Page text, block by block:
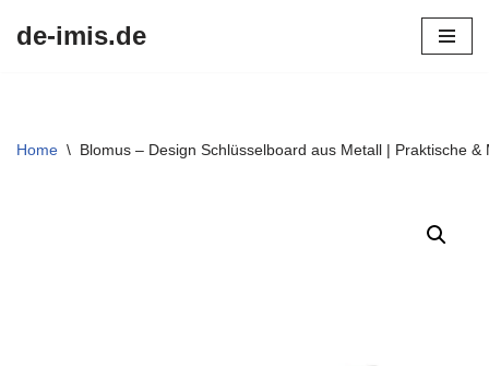
de-imis.de
Home \ Blomus – Design Schlüsselboard aus Metall | Praktische